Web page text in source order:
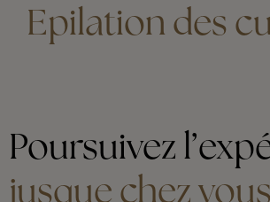
Epilation des
Poursuivez
jusque chez